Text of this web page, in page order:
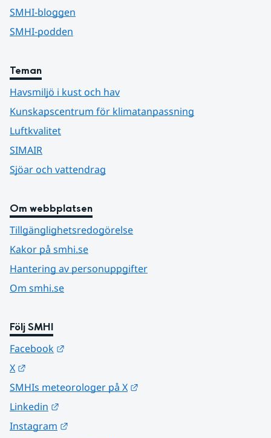
SMHI-bloggen
SMHI-podden
Teman
Havsmiljö i kust och hav
Kunskapscentrum för klimatanpassning
Luftkvalitet
SIMAIR
Sjöar och vattendrag
Om webbplatsen
Tillgänglighetsredogörelse
Kakor på smhi.se
Hantering av personuppgifter
Om smhi.se
Följ SMHI
Facebook
X
SMHIs meteorologer på X
Linkedin
Instagram